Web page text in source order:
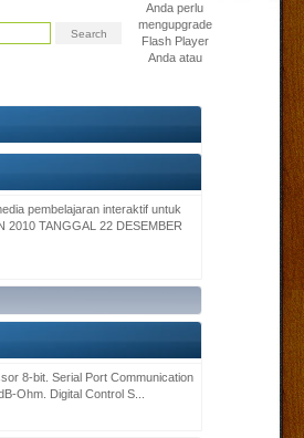
Anda perlu
mengupgrade
Flash Player
Anda atau
pembelajaran interaktif untuk
TANGGAL 22 DESEMBER
8-bit. Serial Port Communication
Ohm. Digital Control S...